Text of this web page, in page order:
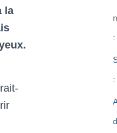
la